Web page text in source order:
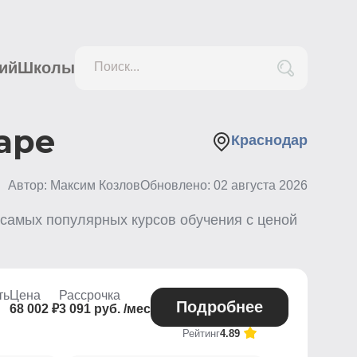
Школы Поиск...
Краснодар
Автор: Максим КозловОбновлено: 02 августа 2026
популярных курсов обучения с ценой
Цена
68 002 ₽
Рассрочка
3 091 руб. /мес
Подробнее
Рейтинг4.89